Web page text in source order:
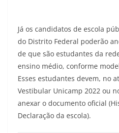
Já os candidatos de escola
do Distrito Federal poderão
de que são estudantes da
ensino médio, conforme
Esses estudantes devem, no
Vestibular Unicamp 2022 ou
anexar o documento oficial
Declaração da escola).